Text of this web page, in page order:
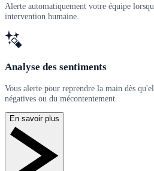
Alerte automatiquement votre équipe
intervention humaine.
Analyse des sentiments
Vous alerte pour reprendre la main dès
négatives ou du mécontentement.
En savoir plus